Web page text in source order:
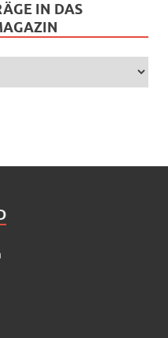
IN DAS